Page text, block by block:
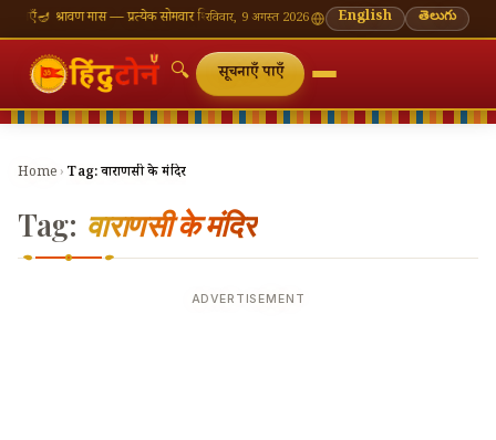
🪔 श्रावण मास — प्रत्येक सोमवार शिवालय दर्शन का महत्व🌸 गणेश चतुर्थी — भाद्रपद शुक्ल चतुर्थी
रविवार, 9 अगस्त 2026 English తెలుగు
🔍 सूचनाएँ पाएँ
Home › Tag:वाराणसी के मंदिर
Tag: वाराणसी के मंदिर
ADVERTISEMENT